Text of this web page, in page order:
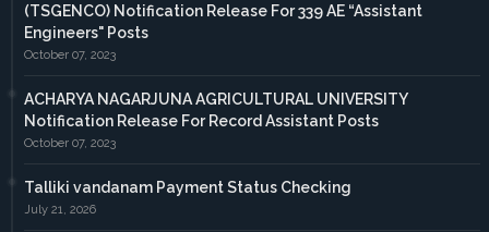
(TSGENCO) Notification Release For 339 AE “Assistant
Engineers" Posts
October 07, 2023
ACHARYA NAGARJUNA AGRICULTURAL UNIVERSITY
Notification Release For Record Assistant Posts
October 07, 2023
Talliki vandanam Payment Status Checking
July 21, 2026